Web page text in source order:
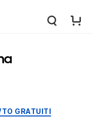
GRATUITI